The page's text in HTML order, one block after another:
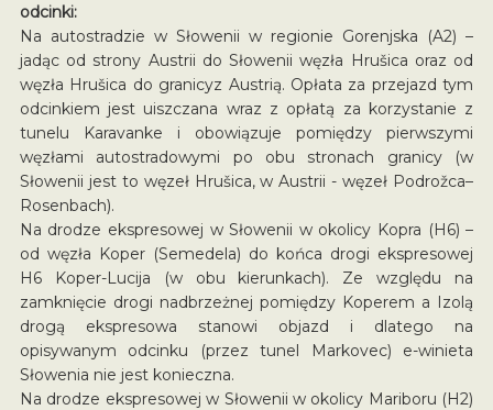
odcinki:
Na autostradzie w Słowenii w regionie Gorenjska (A2) –
jadąc od strony Austrii do Słowenii węzła Hrušica oraz od
węzła Hrušica do granicyz Austrią. Opłata za przejazd tym
odcinkiem jest uiszczana wraz z opłatą za korzystanie z
tunelu Karavanke i obowiązuje pomiędzy pierwszymi
węzłami autostradowymi po obu stronach granicy (w
Słowenii jest to węzeł Hrušica, w Austrii - węzeł Podrožca–
Rosenbach).
Na drodze ekspresowej w Słowenii w okolicy Kopra (H6) –
od węzła Koper (Semedela) do końca drogi ekspresowej
H6 Koper-Lucija (w obu kierunkach). Ze względu na
zamknięcie drogi nadbrzeżnej pomiędzy Koperem a Izolą
drogą ekspresowa stanowi objazd i dlatego na
opisywanym odcinku (przez tunel Markovec) e-winieta
Słowenia nie jest konieczna.
Na drodze ekspresowej w Słowenii w okolicy Mariboru (H2)